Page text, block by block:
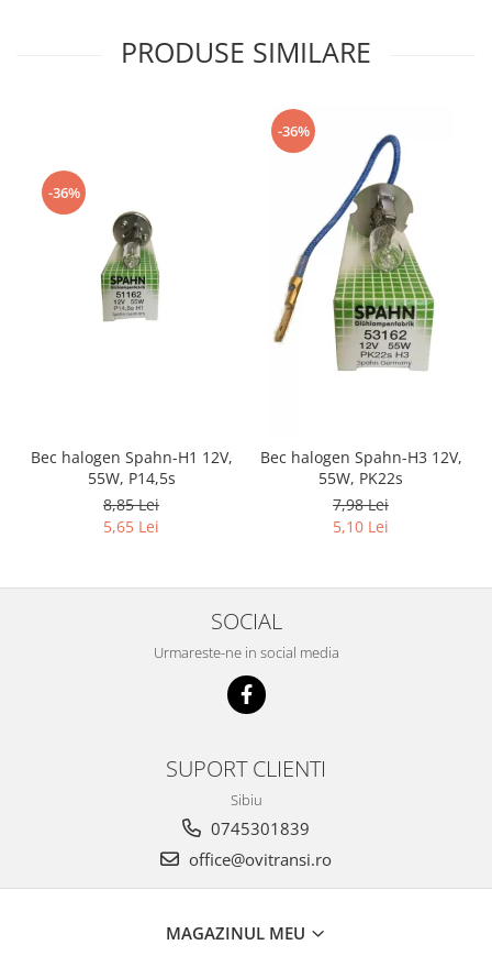
PRODUSE SIMILARE
-36%
Bec halogen Spahn-H1 12V,
55W, P14,5s
8,85 Lei
5,65 Lei
-36%
Bec halogen Spahn-H3 12V,
55W, PK22s
7,98 Lei
5,10 Lei
SOCIAL
Urmareste-ne in social media
SUPORT CLIENTI
Sibiu
0745301839
office@ovitransi.ro
MAGAZINUL MEU